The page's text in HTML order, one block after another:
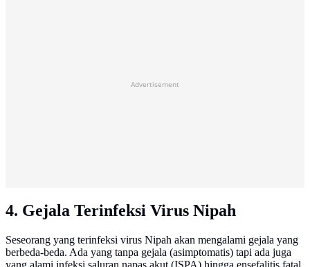
Advertisement
4. Gejala Terinfeksi Virus Nipah
Seseorang yang terinfeksi virus Nipah akan mengalami gejala yang
berbeda-beda. Ada yang tanpa gejala (asimptomatis) tapi ada juga
yang alami infeksi saluran napas akut (ISPA) hingga ensefalitis fatal.